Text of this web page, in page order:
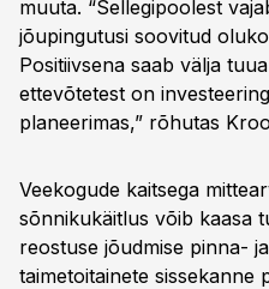
muuta. “Sellegipoolest
jõupingutusi soovitud
Positiivsena saab välja
ettevõtetest on
planeerimas,” rõhutas
Veekogude kaitsega
sõnnikukäitlus võib kaasa
reostuse jõudmise pinna-
taimetoitainete sissekanne